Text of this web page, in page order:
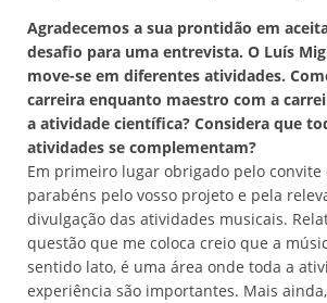
Agradecemos a sua prontidão em
desafio para uma entrevista. O Luís
move-se em diferentes atividades.
carreira enquanto maestro com a
a atividade científica? Considera que
atividades se complementam?
Em primeiro lugar obrigado pelo convite
parabéns pelo vosso projeto e pela
divulgação das atividades musicais.
questão que me coloca creio que a
sentido lato, é uma área onde toda a
experiência são importantes. Mais